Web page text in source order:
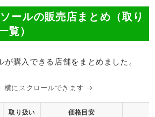
ールの販売店まとめ（取り
覧）
が購入できる店舗をまとめました。
横にスクロールできます →
取り扱い 価格目安